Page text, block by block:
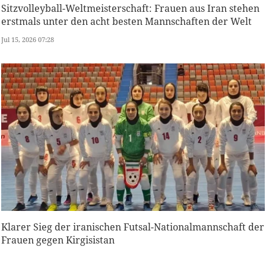
Sitzvolleyball-Weltmeisterschaft: Frauen aus Iran stehen
erstmals unter den acht besten Mannschaften der Welt
Jul 15, 2026 07:28
Klarer Sieg der iranischen Futsal-Nationalmannschaft der
Frauen gegen Kirgisistan